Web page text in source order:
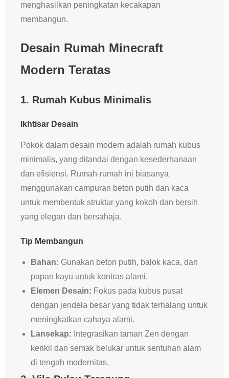
menghasilkan peningkatan kecakapan
membangun.
Desain Rumah Minecraft
Modern Teratas
1. Rumah Kubus Minimalis
Ikhtisar Desain
Pokok dalam desain modern adalah rumah kubus
minimalis, yang ditandai dengan kesederhanaan
dan efisiensi. Rumah-rumah ini biasanya
menggunakan campuran beton putih dan kaca
untuk membentuk struktur yang kokoh dan bersih
yang elegan dan bersahaja.
Tip Membangun
Bahan: Gunakan beton putih, balok kaca, dan
papan kayu untuk kontras alami.
Elemen Desain: Fokus pada kubus pusat
dengan jendela besar yang tidak terhalang untuk
meningkatkan cahaya alami.
Lansekap: Integrasikan taman Zen dengan
kerikil dan semak belukar untuk sentuhan alam
di tengah modernitas.